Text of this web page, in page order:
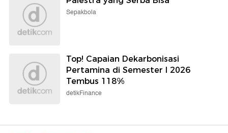
Sepakbola
Top! Capaian Dekarbonisasi
Pertamina di Semester I 2026
Tembus 118%
detikFinance